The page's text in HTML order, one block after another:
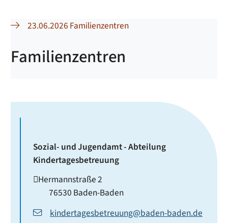
23.06.2026 Familienzentren
Familienzentren
Sozial- und Jugendamt - Abteilung
Kindertagesbetreuung
Hermannstraße 2
76530 Baden-Baden
kindertagesbetreuung@baden-baden.de